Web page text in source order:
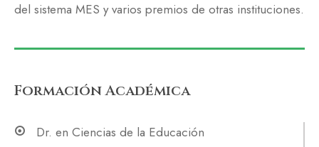
del sistema MES y varios premios de otras instituciones.
Formación Académica
Dr. en Ciencias de la Educación